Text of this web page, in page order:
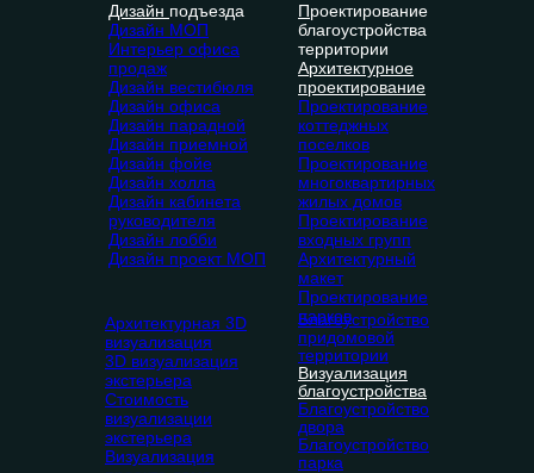
Благоустройство
придомовой
территории
Визуализация
благоустройства
Благоустройство
двора
Благоустройство
парка
Дизайн подъезда
Дизайн МОП
Интерьер офиса
продаж
Дизайн вестибюля
Дизайн офиса
Дизайн парадной
Дизайн приемной
Дизайн фойе
Дизайн холла
Дизайн кабинета
руководителя
Дизайн лобби
Дизайн проект МОП
Проектирование
благоустройства
территории
Архитектурное
проектирование
Проектирование
коттеджных
поселков
Проектирование
многоквартирных
жилых домов
Проектирование
входных групп
Архитектурный
макет
Проектирование
парков
Архитектурная 3D
визуализация
3D визуализация
экстерьера
Стоимость
визуализации
экстерьера
Визуализация